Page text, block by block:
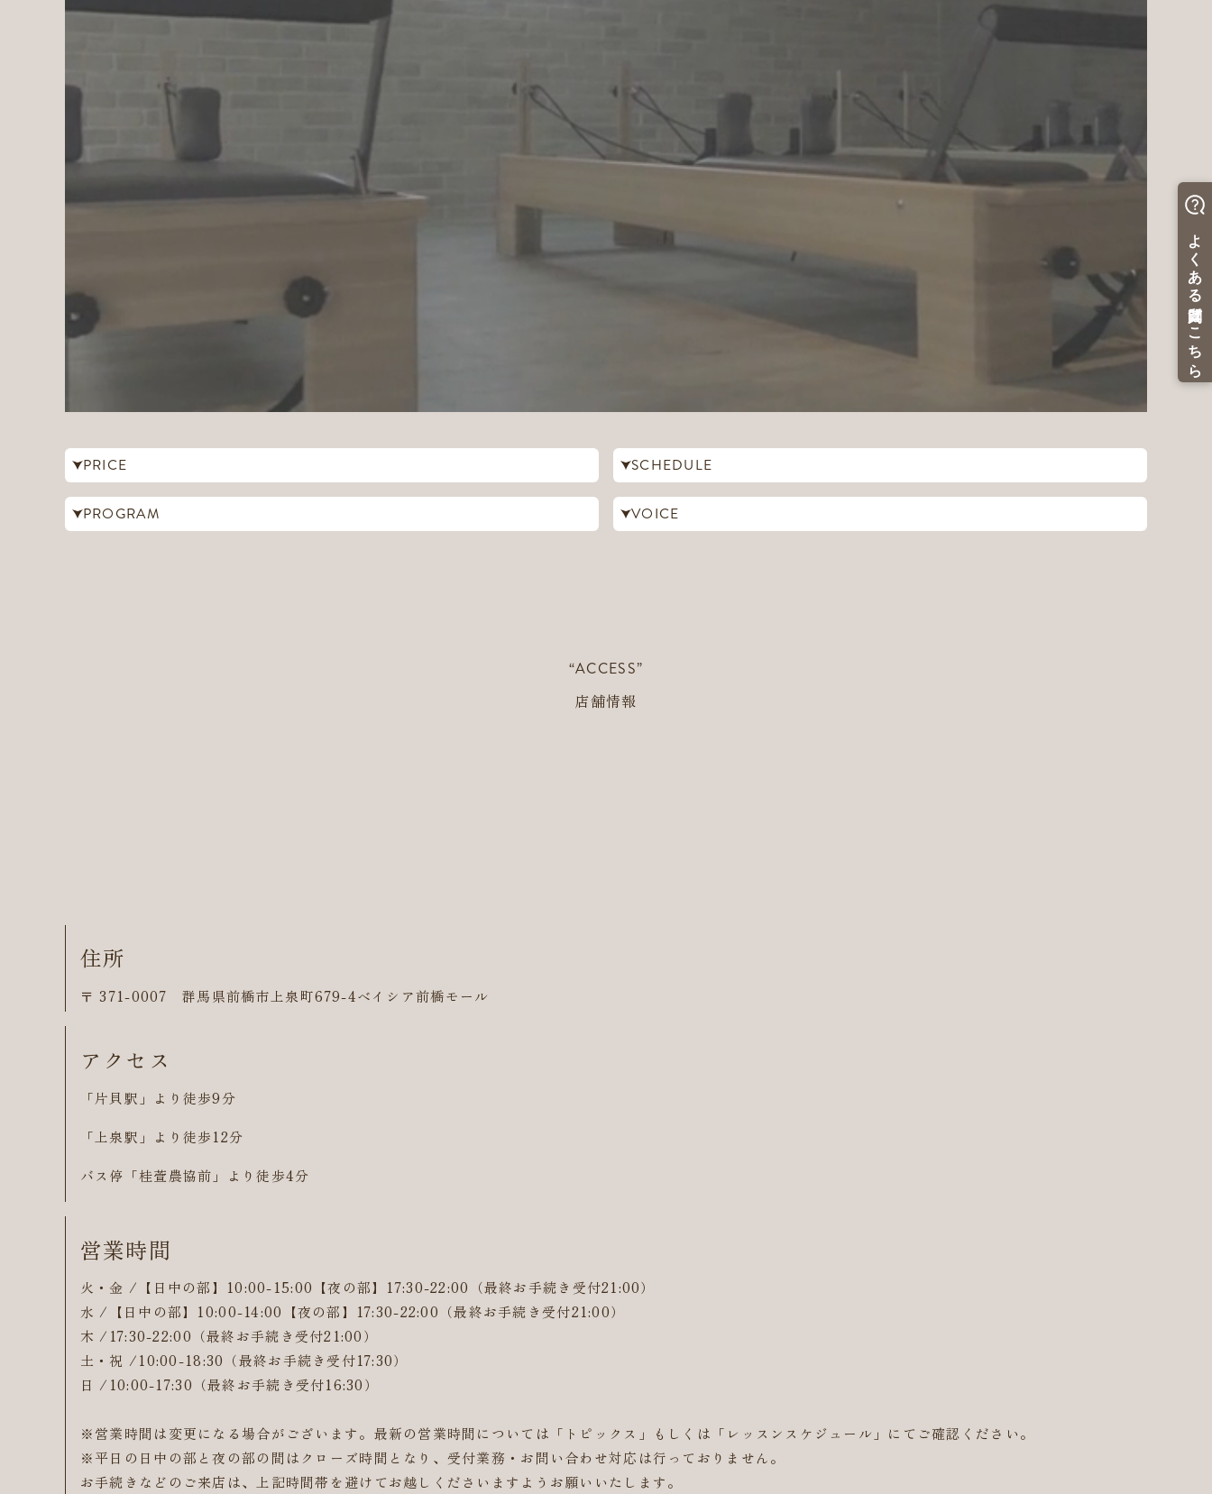
PRICE SCHEDULE
PROGRAM VOICE
“ACCESS”
店舗情報
住所
〒 371-0007 群馬県前橋市上泉町679-4ベイシア前橋モール
アクセス
「片貝駅」より徒歩9分
「上泉駅」より徒歩12分
バス停「桂萱農協前」より徒歩4分
営業時間
火・金 /【日中の部】10:00-15:00【夜の部】17:30-22:00（最終お手続き受付21:00）
水 /【日中の部】10:00-14:00【夜の部】17:30-22:00（最終お手続き受付21:00）
木 /17:30-22:00（最終お手続き受付21:00）
土・祝 /10:00-18:30（最終お手続き受付17:30）
日 /10:00-17:30（最終お手続き受付16:30）
※営業時間は変更になる場合がございます。最新の営業時間については「トピックス」もしくは「レッスンスケジュール」にてご確認ください。
※平日の日中の部と夜の部の間はクローズ時間となり、受付業務・お問い合わせ対応は行っておりません。
お手続きなどのご来店は、上記時間帯を避けてお越しくださいますようお願いいたします。